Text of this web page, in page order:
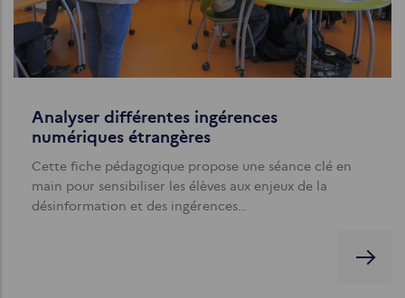
Analyser différentes ingérences
numériques étrangères
Cette fiche pédagogique propose une séance clé en
main pour sensibiliser les élèves aux enjeux de la
désinformation et des ingérences…